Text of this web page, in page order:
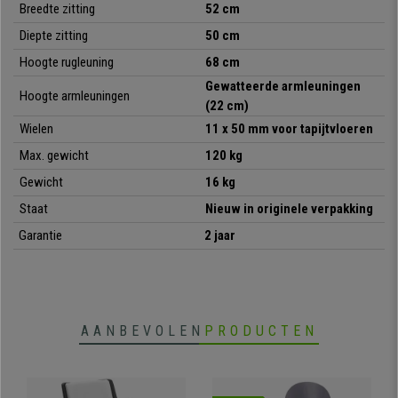
•Elegant ontwerp
• Onderhoudsvriendelijk synthetisch leder
Stoel met Toplift-hoogteverstelling
• Kantelmechanisme met balansysteem
Geschikt voor dagelijks gebruik van 8 uur
• Zacht en breed gewatteerd zitvlak, hoge rugleuning
•Zitting met dubbele vulling voor veel comfort
Design armleuningen
Breedte zitting
52 cm
Diepte zitting
50 cm
Hoogte rugleuning
68 cm
Hoogte armleuningen
Gewatteerde armleuningen
(22 cm)
Wielen
11 x 50 mm voor tapijtvloeren
Max. gewicht
120 kg
Gewicht
16 kg
Staat
Nieuw in originele verpakking
Garantie
2 jaar
AANBEVOLEN PRODUCTEN